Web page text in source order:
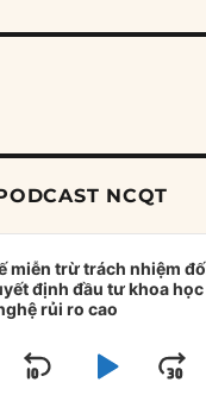
NCQT
miễn trừ trách nhiệm
định đầu tư khoa học
rủi ro cao
SKIPPLAY